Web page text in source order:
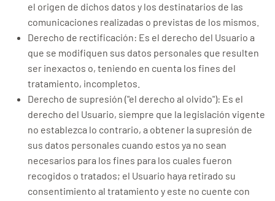
el origen de dichos datos y los destinatarios de las
comunicaciones realizadas o previstas de los mismos.
Derecho de rectificación: Es el derecho del Usuario a
que se modifiquen sus datos personales que resulten
ser inexactos o, teniendo en cuenta los fines del
tratamiento, incompletos.
Derecho de supresión ("el derecho al olvido"): Es el
derecho del Usuario, siempre que la legislación vigente
no establezca lo contrario, a obtener la supresión de
sus datos personales cuando estos ya no sean
necesarios para los fines para los cuales fueron
recogidos o tratados; el Usuario haya retirado su
consentimiento al tratamiento y este no cuente con